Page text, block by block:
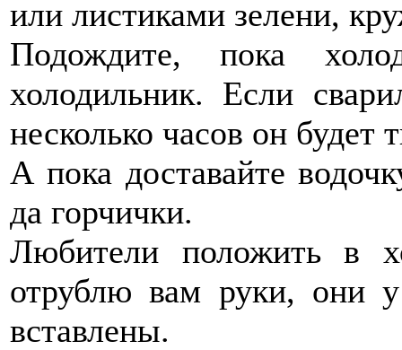
или листиками зелени,
Подождите, пока
холодильник. Если
несколько часов он будет
А пока доставайте
да горчички.
Любители положить в
отрублю вам руки, они
вставлены.